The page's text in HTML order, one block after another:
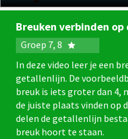
Breuken verbinden
Groep 7, 8
In deze video leer je een
getallenlijn. De
breuk is iets groter dan 4,
de juiste plaats vinden op
delen de getallenlijn
breuk hoort te staan.